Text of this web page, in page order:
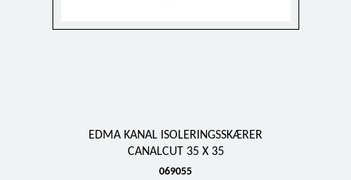
EDMA KANAL ISOLERINGSSKÆRER
CANALCUT 35 X 35
069055